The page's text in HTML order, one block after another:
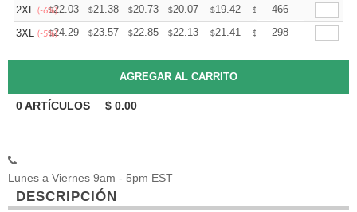
2XL (-6%)
$22.03 $21.38 $20.73 $20.07 $19.42 $ 19.09
466
3XL (-5%)
$24.29 $23.57 $22.85 $22.13 $21.41 $ 21.05
298
0ARTÍCULOS $ 0.00
Lunes a Viernes 9am - 5pm EST
DESCRIPCIÓN